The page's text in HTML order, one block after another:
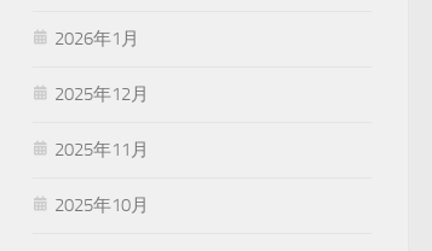
2026年1月
2025年12月
2025年11月
2025年10月